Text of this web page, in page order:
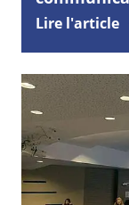
Lire l'article